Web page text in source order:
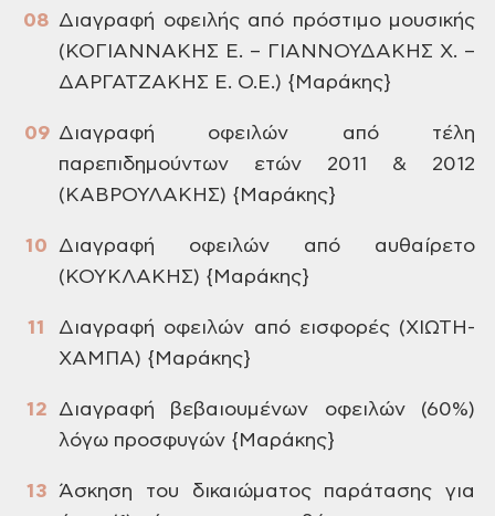
Διαγραφή οφειλής από πρόστιμο μουσικής
(ΚΟΓΙΑΝΝΑΚΗΣ Ε. – ΓΙΑΝΝΟΥΔΑΚΗΣ Χ. –
ΔΑΡΓΑΤΖΑΚΗΣ Ε. Ο.Ε.) {Μαράκης}
Διαγραφή οφειλών από τέλη
παρεπιδημούντων ετών 2011 & 2012
(ΚΑΒΡΟΥΛΑΚΗΣ) {Μαράκης}
Διαγραφή οφειλών από αυθαίρετο
(ΚΟΥΚΛΑΚΗΣ) {Μαράκης}
Διαγραφή οφειλών από εισφορές (ΧΙΩΤΗ-
ΧΑΜΠΑ) {Μαράκης}
Διαγραφή βεβαιουμένων οφειλών (60%)
λόγω προσφυγών {Μαράκης}
Άσκηση του δικαιώματος παράτασης για